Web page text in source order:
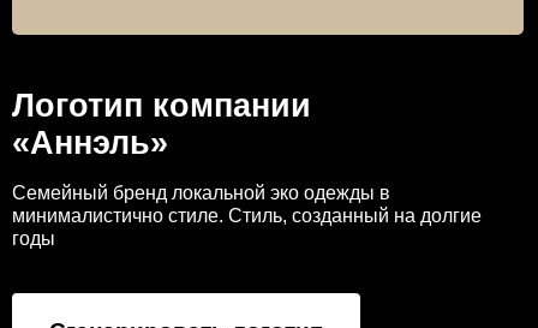
Логотип компании
«Аннэль»
Семейный бренд локальной эко одежды в
минималистично стиле. Стиль, созданный на долгие
годы